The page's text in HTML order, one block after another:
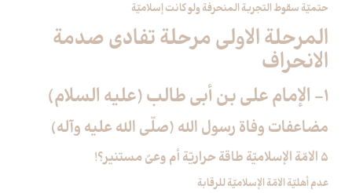
حتميّة سقوط التجربة المنحرفة ولو كانت إسلاميّة
المرحلة الاولى مرحلة تفادي صدمة
الانحراف‏
1- الإمام علي بن أبي طالب (عليه السلام)
مضاعفات وفاة رسول الله (صلّى الله عليه وآله)
5 الامّة الإسلاميّة طاقة حراريّة أم وعيٌ مستنير؟!
عدم أهليّة الامّة الإسلاميّة للرقابة